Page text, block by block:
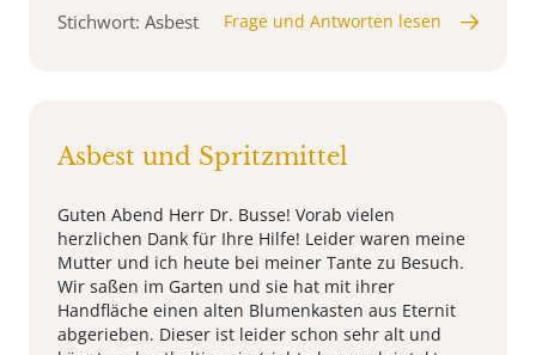
Stichwort: Asbest Frage und Antworten lesen
Asbest und Spritzmittel
Guten Abend Herr Dr. Busse! Vorab vielen
herzlichen Dank für Ihre Hilfe! Leider waren meine
Mutter und ich heute bei meiner Tante zu Besuch.
Wir saßen im Garten und sie hat mit ihrer
Handfläche einen alten Blumenkasten aus Eternit
abgerieben. Dieser ist leider schon sehr alt und